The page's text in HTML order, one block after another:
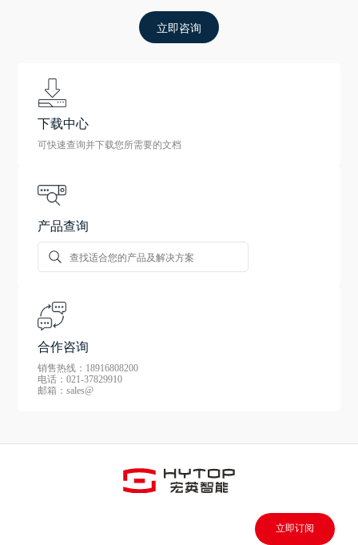
立即咨询
下载中心
可快速查询并下载您所需要的文档
产品查询
合作咨询
销售热线：18916808200
电话：021-37829910
邮箱：sales@
立即订阅